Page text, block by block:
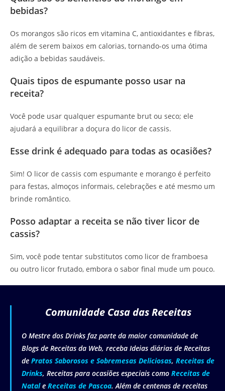
bebidas?
Os morangos são ricos em vitamina C, antioxidantes e fibras,
além de serem baixos em calorias, tornando-os uma ótima
adição a bebidas saudáveis.
Quais tipos de espumante posso usar na
receita?
Você pode usar qualquer espumante brut ou seco; ele
ajudará a equilibrar a doçura do licor de cassis.
Esse drink é adequado para todas as ocasiões?
Sim! O licor de cassis com espumante e morango é perfeito
para festas, almoços informais, celebrações e até mesmo um
brinde romântico.
Posso adaptar a receita se não tiver licor de
cassis?
Sim, você pode tentar substitutos como licor de framboesa
ou outro licor frutado, embora o sabor final mude um pouco.
Comunidade Casa das Receitas
O Mestre dos Drinks faz parte da maior comunidade de
Blogs de Receitas da Web, receba Ideias diárias de Receitas
de Pratos Saborosos e Sobremesas Deliciosas, Receitas de
Drinks, Receitas para ocasiões especiais como Receitas de
Natale Receitas de Pascoa. Além de centenas de receitas